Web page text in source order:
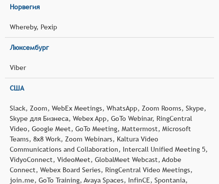
Норвегия
Whereby, Pexip
Люксембург
Viber
США
Slack, Zoom, WebEx Meetings, WhatsApp, Zoom Rooms, Skype,
Skype для Бизнеса, Webex App, GoTo Webinar, RingCentral
Video, Google Meet, GoTo Meeting, Mattermost, Microsoft
Teams, 8x8 Work, Zoom Webinars, Kaltura Video
Communications and Collaboration, Intercall Unified Meeting 5,
VidyoConnect, VideoMeet, GlobalMeet Webcast, Adobe
Connect, Webex Board Series, RingCentral Video Meetings,
join.me, GoTo Training, Avaya Spaces, InfinCE, Spontania,